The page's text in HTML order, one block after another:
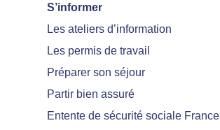
S’informer
Les ateliers d’information
Les permis de travail
Préparer son séjour
Partir bien assuré
Entente de sécurité sociale France